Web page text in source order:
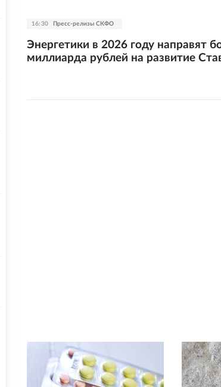
16:30 Пресс-релизы СКФО
Энергетики в 2026 году направят
миллиарда рублей на развитие